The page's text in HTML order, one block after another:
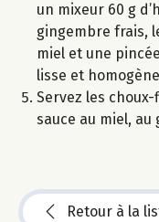
un mixeur 60 g
gingembre frais,
miel et une
lisse et
Servez les
sauce au miel,
Retour à la